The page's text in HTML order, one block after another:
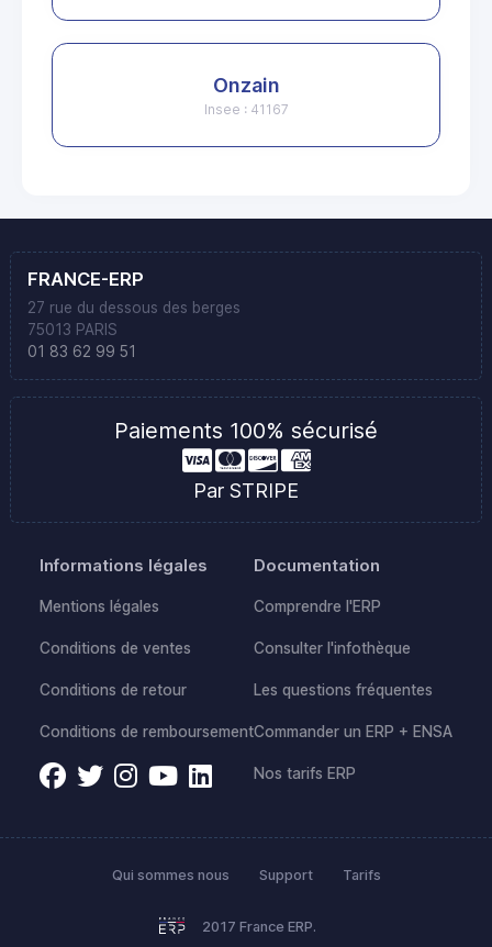
Onzain
Insee : 41167
FRANCE-ERP
27 rue du dessous des berges
75013 PARIS
01 83 62 99 51
Paiements 100% sécurisé
Par STRIPE
Informations légales
Mentions légales
Conditions de ventes
Conditions de retour
Conditions de remboursement
Documentation
Comprendre l'ERP
Consulter l'infothèque
Les questions fréquentes
Commander un ERP + ENSA
Nos tarifs ERP
2017 France ERP.
Qui sommes nous Support Tarifs